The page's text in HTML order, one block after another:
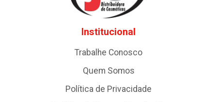
Institucional
Trabalhe Conosco
Quem Somos
Política de Privacidade